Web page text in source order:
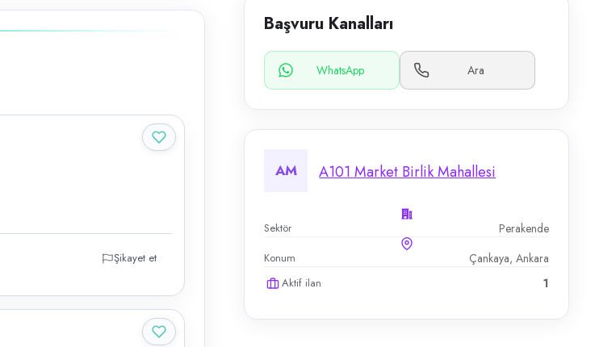
Başvuru Kanalları
WhatsApp Ara
AM A101 Market Birlik Mahallesi
Sektör Perakende
Konum Çankaya, Ankara
Aktif ilan 1
Şikayet et